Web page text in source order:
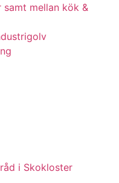
mellan kök &
i Skokloster